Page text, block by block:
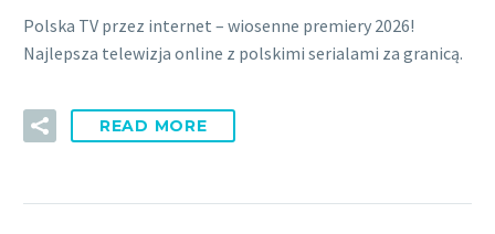
Polska TV przez internet – wiosenne premiery 2026!
Najlepsza telewizja online z polskimi serialami za granicą.
READ MORE